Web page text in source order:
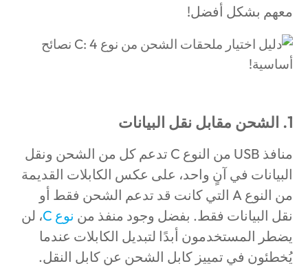
معهم بشكل أفضل!
1. الشحن مقابل نقل البيانات
منافذ USB من النوع C تدعم كل من الشحن ونقل
البيانات في آنٍ واحد، على عكس الكابلات القديمة
من النوع A التي كانت قد تدعم الشحن فقط أو
نقل البيانات فقط. بفضل وجود منفذ من نوع C، لن
يضطر المستخدمون أبدًا لتبديل الكابلات عندما
يُخطئون في تمييز كابل الشحن عن كابل النقل.